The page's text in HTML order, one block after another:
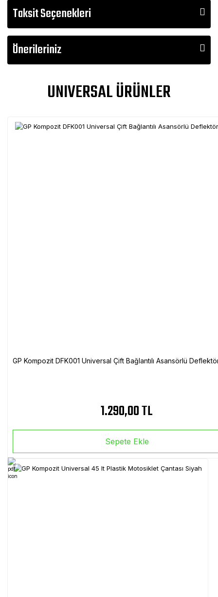
Taksit Seçenekleri
Önerileriniz
UNIVERSAL ÜRÜNLER
GP Kompozit DFK001 Universal Çift Bağlantılı Asansörlü
1.290,00 TL
Sepete Ekle